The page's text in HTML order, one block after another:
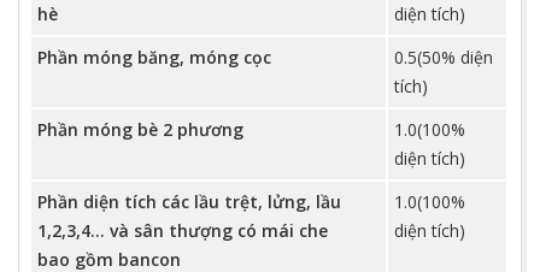
hè
diện tích)
Phần móng băng, móng cọc
0.5(50% diện
tích)
Phần móng bè 2 phương
1.0(100%
diện tích)
Phần diện tích các lầu trệt, lửng, lầu
1,2,3,4... và sân thượng có mái che
bao gồm bancon
1.0(100%
diện tích)